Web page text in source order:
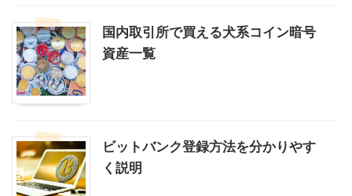
国内取引所で買える犬系コイン暗号
資産一覧
ビットバンク登録方法を分かりやす
く説明